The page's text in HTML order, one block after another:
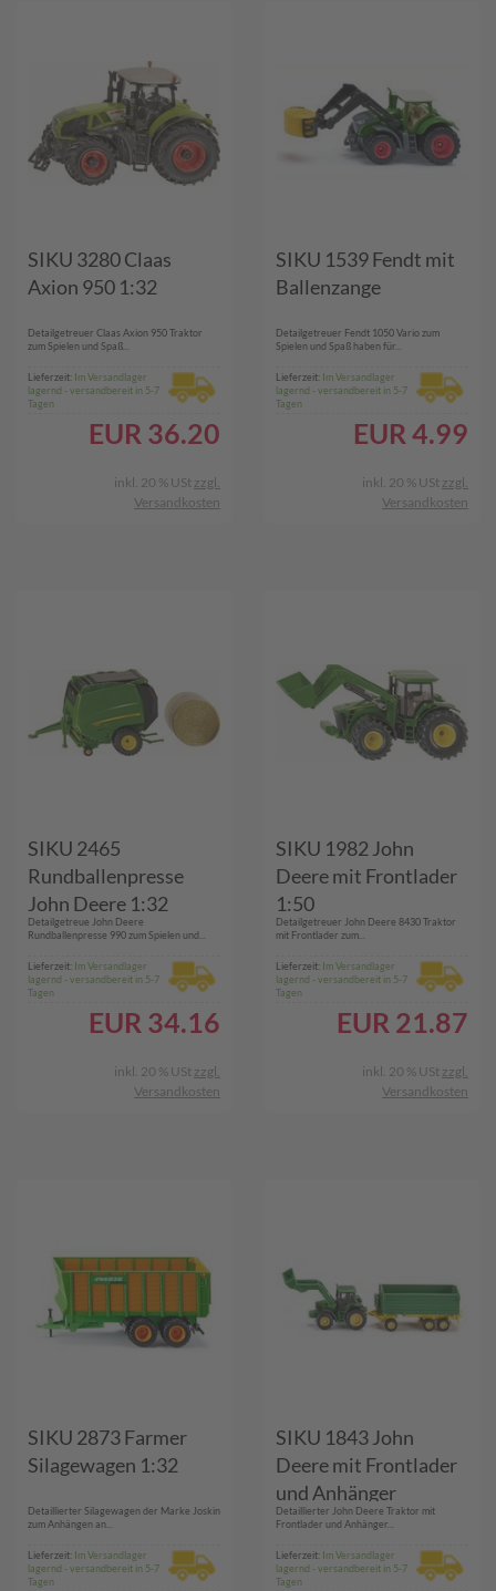
SIKU 3280 Claas
Axion 950 1:32
Detailgetreuer Claas Axion 950 Traktor
zum Spielen und Spaß...
Lieferzeit: Im Versandlager
lagernd - versandbereit in 5-7
Tagen
EUR 36.20
inkl. 20 % USt zzgl.
Versandkosten
SIKU 1539 Fendt mit
Ballenzange
Detailgetreuer Fendt 1050 Vario zum
Spielen und Spaß haben für...
Lieferzeit: Im Versandlager
lagernd - versandbereit in 5-7
Tagen
EUR 4.99
inkl. 20 % USt zzgl.
Versandkosten
SIKU 2465
Rundballenpresse
John Deere 1:32
Detailgetreue John Deere
Rundballenpresse 990 zum Spielen und...
Lieferzeit: Im Versandlager
lagernd - versandbereit in 5-7
Tagen
EUR 34.16
inkl. 20 % USt zzgl.
Versandkosten
SIKU 1982 John
Deere mit Frontlader
1:50
Detailgetreuer John Deere 8430 Traktor
mit Frontlader zum...
Lieferzeit: Im Versandlager
lagernd - versandbereit in 5-7
Tagen
EUR 21.87
inkl. 20 % USt zzgl.
Versandkosten
SIKU 2873 Farmer
Silagewagen 1:32
Detaillierter Silagewagen der Marke Joskin
zum Anhängen an...
Lieferzeit: Im Versandlager
lagernd - versandbereit in 5-7
Tagen
SIKU 1843 John
Deere mit Frontlader
und Anhänger
Detaillierter John Deere Traktor mit
Frontlader und Anhänger...
Lieferzeit: Im Versandlager
lagernd - versandbereit in 5-7
Tagen